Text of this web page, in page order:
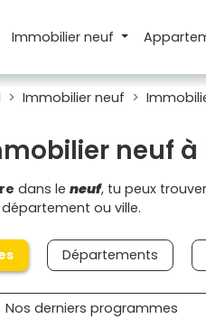
Immobilier neuf
Immobilier neuf
neuf
dans le neuf, tu peux
ou ville.
Départements
Nos derniers programmes